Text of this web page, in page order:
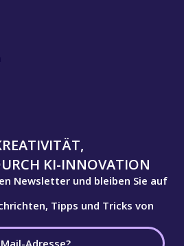
KI-INNOVATION
Newsletter und bleiben Sie auf
Tipps und Tricks von